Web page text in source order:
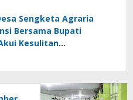
Sengketa Agraria
Bersama Bupati
Kesulitan